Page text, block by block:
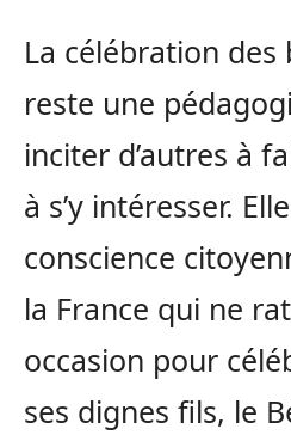
La célébration des
reste une
inciter d’autres à
à s’y intéresser.
conscience
la France qui ne
occasion pour
ses dignes fils, le